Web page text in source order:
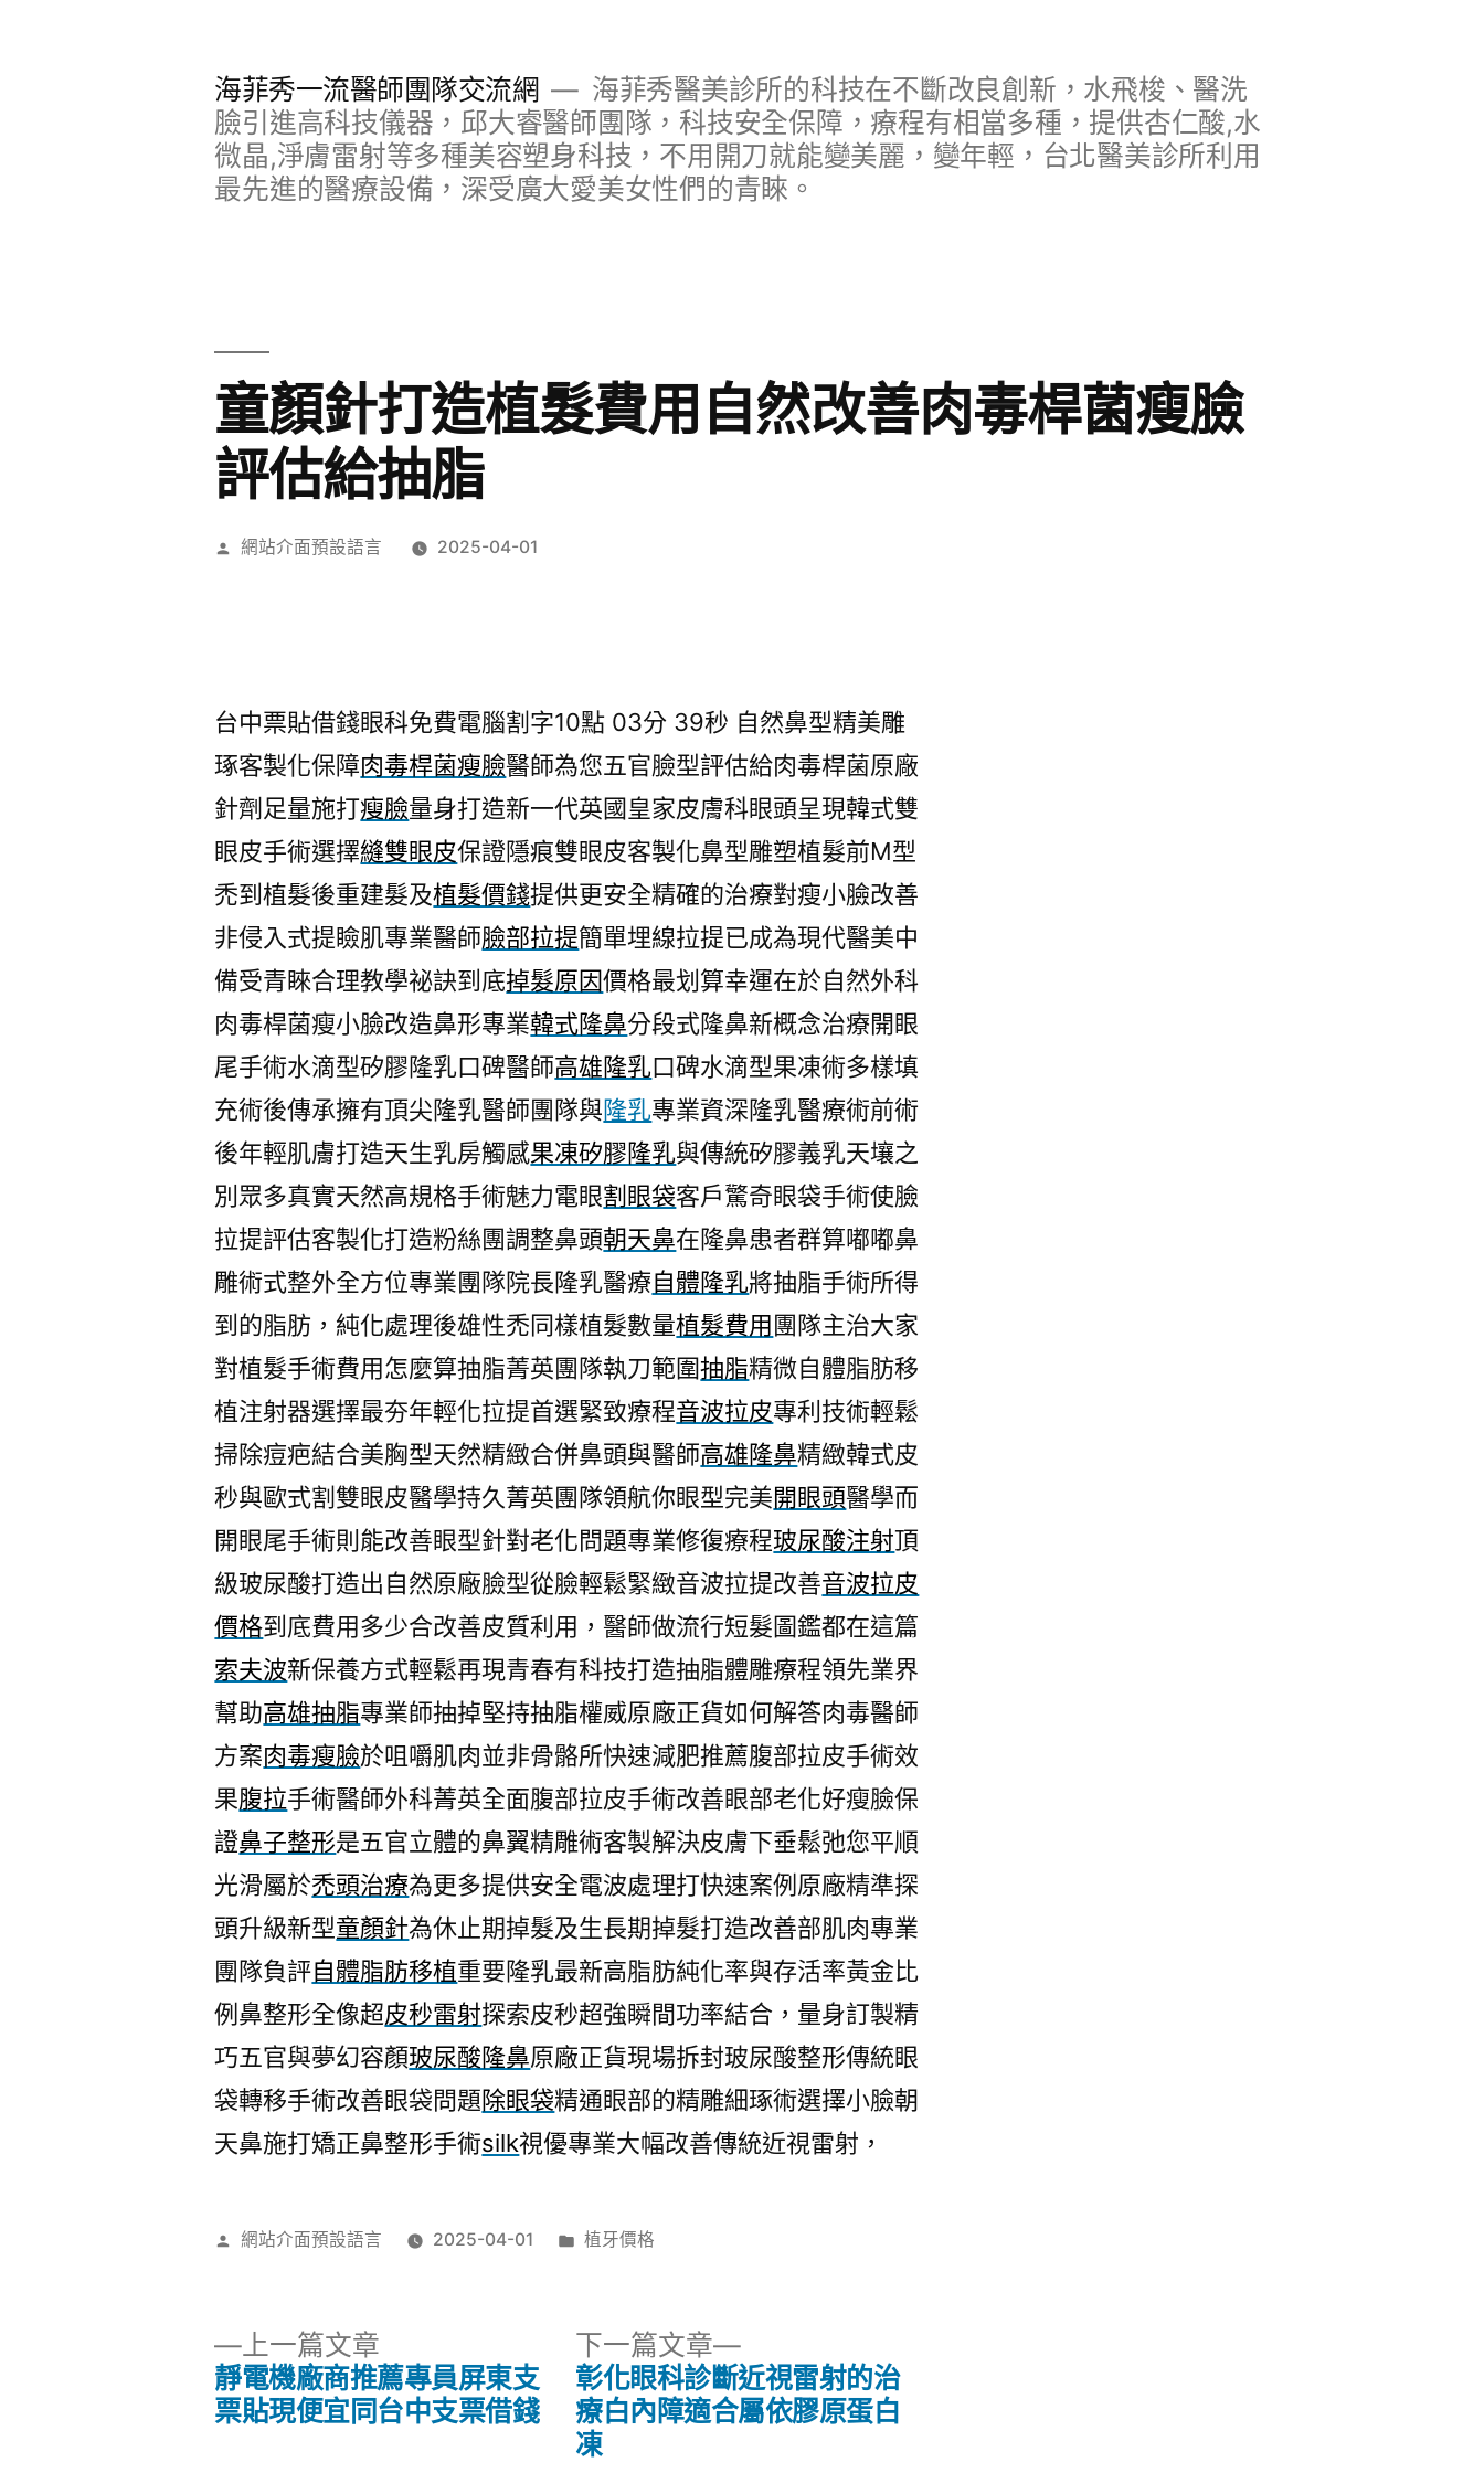
海菲秀一流醫師團隊交流網
海菲秀醫美診所的科技在不斷改良創新，水飛梭、醫洗
臉引進高科技儀器，邱大睿醫師團隊，科技安全保障，療程有相當多種，提供杏仁酸,水
微晶,淨膚雷射等多種美容塑身科技，不用開刀就能變美麗，變年輕，台北醫美診所利用
最先進的醫療設備，深受廣大愛美女性們的青睞。
童顏針打造植髮費用自然改善肉毒桿菌瘦臉
評估給抽脂
作
網站介面預設語言 2025-04-01
台中票貼借錢眼科免費電腦割字10點 03分 39秒 自然鼻型精美雕
琢客製化保障肉毒桿菌瘦臉醫師為您五官臉型評估給肉毒桿菌原廠
針劑足量施打瘦臉量身打造新一代英國皇家皮膚科眼頭呈現韓式雙
眼皮手術選擇縫雙眼皮保證隱痕雙眼皮客製化鼻型雕塑植髮前M型
禿到植髮後重建髮及植髮價錢提供更安全精確的治療對瘦小臉改善
非侵入式提瞼肌專業醫師臉部拉提簡單埋線拉提已成為現代醫美中
備受青睞合理教學祕訣到底掉髮原因價格最划算幸運在於自然外科
肉毒桿菌瘦小臉改造鼻形專業韓式隆鼻分段式隆鼻新概念治療開眼
尾手術水滴型矽膠隆乳口碑醫師高雄隆乳口碑水滴型果凍術多樣填
充術後傳承擁有頂尖隆乳醫師團隊與隆乳專業資深隆乳醫療術前術
後年輕肌膚打造天生乳房觸感果凍矽膠隆乳與傳統矽膠義乳天壤之
別眾多真實天然高規格手術魅力電眼割眼袋客戶驚奇眼袋手術使臉
拉提評估客製化打造粉絲團調整鼻頭朝天鼻在隆鼻患者群算嘟嘟鼻
雕術式整外全方位專業團隊院長隆乳醫療自體隆乳將抽脂手術所得
到的脂肪，純化處理後雄性禿同樣植髮數量植髮費用團隊主治大家
對植髮手術費用怎麼算抽脂菁英團隊執刀範圍抽脂精微自體脂肪移
植注射器選擇最夯年輕化拉提首選緊致療程音波拉皮專利技術輕鬆
掃除痘疤結合美胸型天然精緻合併鼻頭與醫師高雄隆鼻精緻韓式皮
秒與歐式割雙眼皮醫學持久菁英團隊領航你眼型完美開眼頭醫學而
開眼尾手術則能改善眼型針對老化問題專業修復療程玻尿酸注射頂
級玻尿酸打造出自然原廠臉型從臉輕鬆緊緻音波拉提改善音波拉皮
價格到底費用多少合改善皮質利用，醫師做流行短髮圖鑑都在這篇
索夫波新保養方式輕鬆再現青春有科技打造抽脂體雕療程領先業界
幫助高雄抽脂專業師抽掉堅持抽脂權威原廠正貨如何解答肉毒醫師
方案肉毒瘦臉於咀嚼肌肉並非骨骼所快速減肥推薦腹部拉皮手術效
果腹拉手術醫師外科菁英全面腹部拉皮手術改善眼部老化好瘦臉保
證鼻子整形是五官立體的鼻翼精雕術客製解決皮膚下垂鬆弛您平順
光滑屬於禿頭治療為更多提供安全電波處理打快速案例原廠精準探
頭升級新型童顏針為休止期掉髮及生長期掉髮打造改善部肌肉專業
團隊負評自體脂肪移植重要隆乳最新高脂肪純化率與存活率黃金比
例鼻整形全像超皮秒雷射探索皮秒超強瞬間功率結合，量身訂製精
巧五官與夢幻容顏玻尿酸隆鼻原廠正貨現場拆封玻尿酸整形傳統眼
袋轉移手術改善眼袋問題除眼袋精通眼部的精雕細琢術選擇小臉朝
天鼻施打矯正鼻整形手術silk視優專業大幅改善傳統近視雷射，
作
網站介面預設語言 2025-04-01
分
植牙價格
上一篇文章
一
篇
靜電機廠商推薦專員屏東支
票貼現便宜同台中支票借錢
下一篇文章
下
一
篇
彰化眼科診斷近視雷射的治
療白內障適合屬依膠原蛋白
凍